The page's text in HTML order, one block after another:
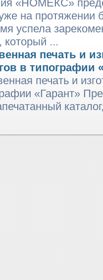
«НОМЕКС»
на протяжении
успела
который ...
печать и
в типографии
печать и
«Гарант»